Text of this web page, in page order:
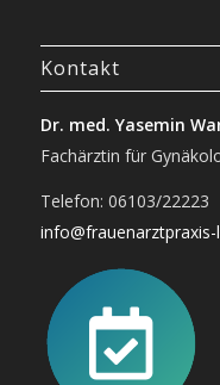
Kontakt
Dr. med. Yasemin
Fachärztin für
Telefon: 06103/22223
info@frauenarztpraxis-